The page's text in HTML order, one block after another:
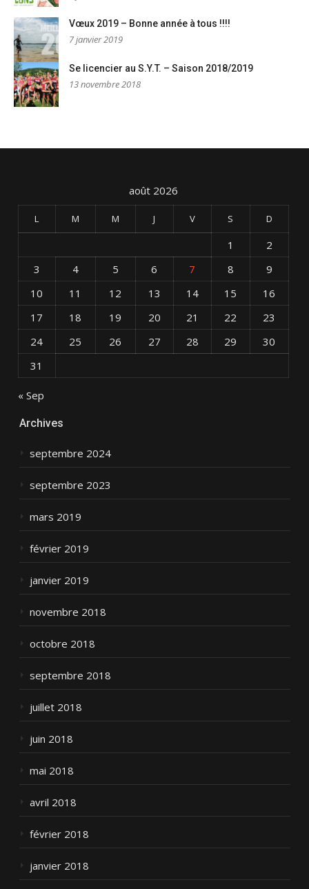
Vœux 2019 – Bonne année à tous !!!!
7 janvier 2019
Se licencier au S.Y.T. – Saison 2018/2019
13 novembre 2018
août 2026
L M M J V S D
1
2
3
4 5 6 7 8
9
10
11 12 13 14 15
16
17
18 19 20 21 22
23
24
25 26 27 28 29
30
31
« Sep
Archives
septembre 2024
septembre 2023
mars 2019
février 2019
janvier 2019
novembre 2018
octobre 2018
septembre 2018
juillet 2018
juin 2018
mai 2018
avril 2018
février 2018
janvier 2018